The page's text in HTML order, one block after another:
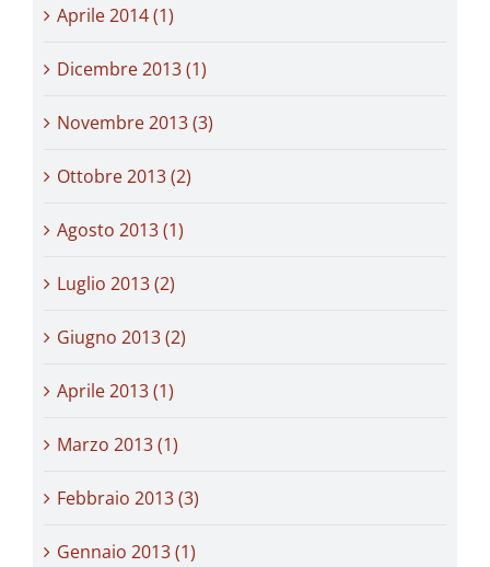
Aprile 2014 (1)
Dicembre 2013 (1)
Novembre 2013 (3)
Ottobre 2013 (2)
Agosto 2013 (1)
Luglio 2013 (2)
Giugno 2013 (2)
Aprile 2013 (1)
Marzo 2013 (1)
Febbraio 2013 (3)
Gennaio 2013 (1)